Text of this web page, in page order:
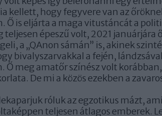
kellett, hogy fegyvere van az
Ő is eljárta a maga vitustáncát a
teljesen épeszű volt, 2021
a „QAnon sámán” is, akinek
bivalyszarvakkal a fején,
Ő meg amatőr színész volt
De mi a közös ezekben a
róluk az egzotikus mázt,
teljesen átlagos emberek.